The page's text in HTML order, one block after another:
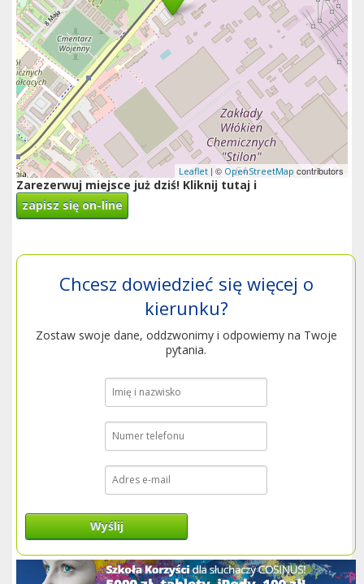
Leaflet | © OpenStreetMap contributors
Zarezerwuj miejsce już dziś! Kliknij tutaj i
zapisz się on-line
Chcesz dowiedzieć się więcej o
kierunku?
Zostaw swoje dane, oddzwonimy i odpowiemy na Twoje
pytania.
Wyślij